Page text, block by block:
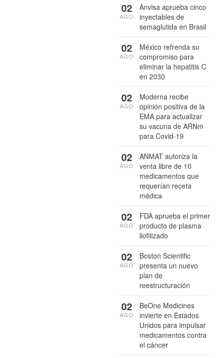
Anvisa aprueba cinco
inyectables de
semaglutida en Brasil
02
AGO
México refrenda su
compromiso para
eliminar la hepatitis C
en 2030
02
AGO
Moderna recibe
opinión positiva de la
EMA para actualizar
su vacuna de ARNm
para Covid-19
02
AGO
ANMAT autoriza la
venta libre de 10
medicamentos que
requerían receta
médica
02
AGO
FDA aprueba el primer
producto de plasma
liofilizado
02
AGO
Boston Scientific
presenta un nuevo
plan de
reestructuración
02
AGO
BeOne Medicines
invierte en Estados
Unidos para impulsar
medicamentos contra
el cáncer
02
AGO